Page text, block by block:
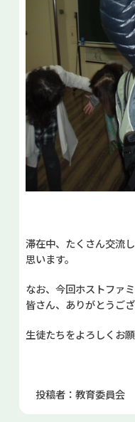
滞在中、たくさん交流
思います。
なお、今回ホストファ
皆さん、ありがとうござ
生徒たちをよろしくお願
投稿者：教育委員会